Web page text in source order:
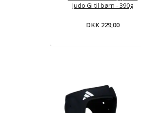
Judo Gi til børn - 390g
DKK 229,00